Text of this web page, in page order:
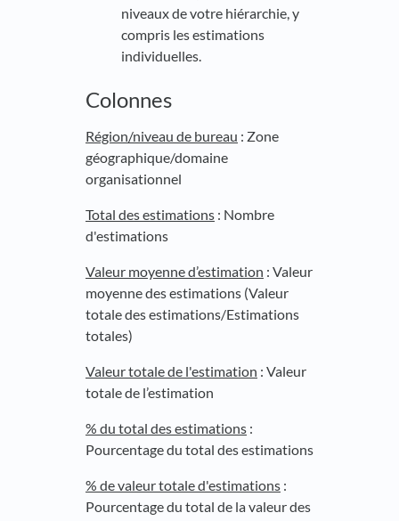
niveaux de votre hiérarchie, y
compris les estimations
individuelles.
Colonnes
Région/niveau de bureau : Zone
géographique/domaine
organisationnel
Total des estimations : Nombre
d'estimations
Valeur moyenne d’estimation : Valeur
moyenne des estimations (Valeur
totale des estimations/Estimations
totales)
Valeur totale de l'estimation : Valeur
totale de l’estimation
% du total des estimations :
Pourcentage du total des estimations
% de valeur totale d'estimations :
Pourcentage du total de la valeur des